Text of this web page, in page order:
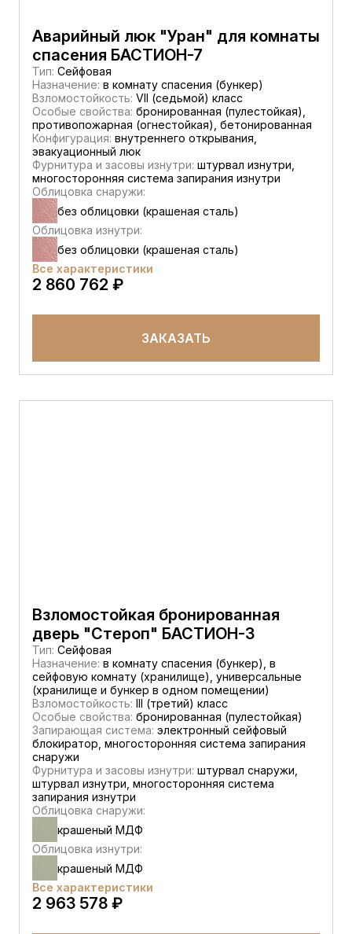
Аварийный люк "Уран" для комнаты
спасения БАСТИОН-7
Тип: Сейфовая
Назначение: в комнату спасения (бункер)
Взломостойкость: VII (седьмой) класс
Особые свойства: бронированная (пулестойкая),
противопожарная (огнестойкая), бетонированная
Конфигурация: внутреннего открывания,
эвакуационный люк
Фурнитура и засовы изнутри: штурвал изнутри,
многосторонняя система запирания изнутри
Облицовка снаружи:
без облицовки (крашеная сталь)
Облицовка изнутри:
без облицовки (крашеная сталь)
Все характеристики
2 860 762 ₽
ЗАКАЗАТЬ
Взломостойкая бронированная
дверь "Стероп" БАСТИОН-3
Тип: Сейфовая
Назначение: в комнату спасения (бункер), в
сейфовую комнату (хранилище), универсальные
(хранилище и бункер в одном помещении)
Взломостойкость: III (третий) класс
Особые свойства: бронированная (пулестойкая)
Запирающая система: электронный сейфовый
блокиратор, многосторонняя система запирания
снаружи
Фурнитура и засовы изнутри: штурвал снаружи,
штурвал изнутри, многосторонняя система
запирания изнутри
Облицовка снаружи:
крашеный МДФ
Облицовка изнутри:
крашеный МДФ
Все характеристики
2 963 578 ₽